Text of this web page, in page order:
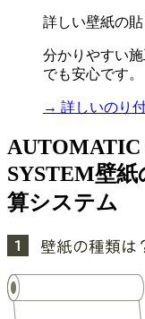
詳しい壁紙の
分かりやすい
でも安心です。
→ 詳しいのり
SYSTEM壁紙
算システム